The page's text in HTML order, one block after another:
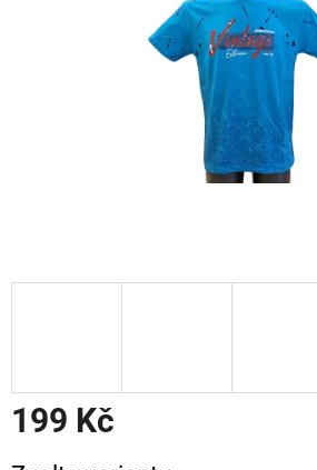
199 Kč